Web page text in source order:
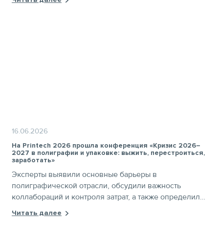
билет по промокоду PTNEWS
16.06.2026
На Printech 2026 прошла конференция «Кризис 2026–
2027 в полиграфии и упаковке: выжить, перестроиться,
заработать»
Эксперты выявили основные барьеры в
полиграфической отрасли, обсудили важность
коллабораций и контроля затрат, а также определили
Читать далее